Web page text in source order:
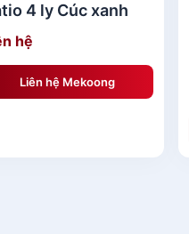
4 ly Cúc xanh
hệ
Liên hệ Mekoong